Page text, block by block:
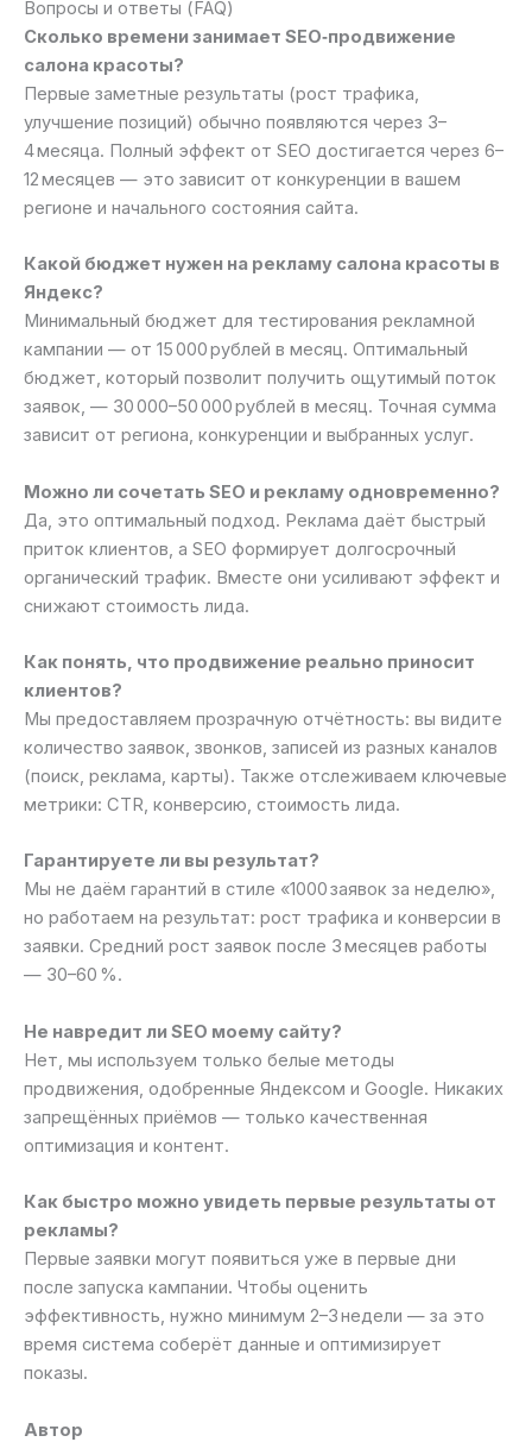
Вопросы и ответы (FAQ)
Сколько времени занимает SEO‑продвижение
салона красоты?
Первые заметные результаты (рост трафика,
улучшение позиций) обычно появляются через 3–
4 месяца. Полный эффект от SEO достигается через 6–
12 месяцев — это зависит от конкуренции в вашем
регионе и начального состояния сайта.
Какой бюджет нужен на рекламу салона красоты в
Яндекс?
Минимальный бюджет для тестирования рекламной
кампании — от 15 000 рублей в месяц. Оптимальный
бюджет, который позволит получить ощутимый поток
заявок, — 30 000–50 000 рублей в месяц. Точная сумма
зависит от региона, конкуренции и выбранных услуг.
Можно ли сочетать SEO и рекламу одновременно?
Да, это оптимальный подход. Реклама даёт быстрый
приток клиентов, а SEO формирует долгосрочный
органический трафик. Вместе они усиливают эффект и
снижают стоимость лида.
Как понять, что продвижение реально приносит
клиентов?
Мы предоставляем прозрачную отчётность: вы видите
количество заявок, звонков, записей из разных каналов
(поиск, реклама, карты). Также отслеживаем ключевые
метрики: CTR, конверсию, стоимость лида.
Гарантируете ли вы результат?
Мы не даём гарантий в стиле «1000 заявок за неделю»,
но работаем на результат: рост трафика и конверсии в
заявки. Средний рост заявок после 3 месяцев работы
— 30–60 %.
Не навредит ли SEO моему сайту?
Нет, мы используем только белые методы
продвижения, одобренные Яндексом и Google. Никаких
запрещённых приёмов — только качественная
оптимизация и контент.
Как быстро можно увидеть первые результаты от
рекламы?
Первые заявки могут появиться уже в первые дни
после запуска кампании. Чтобы оценить
эффективность, нужно минимум 2–3 недели — за это
время система соберёт данные и оптимизирует
показы.
Автор